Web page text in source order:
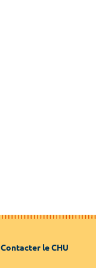
Contacter le CHU